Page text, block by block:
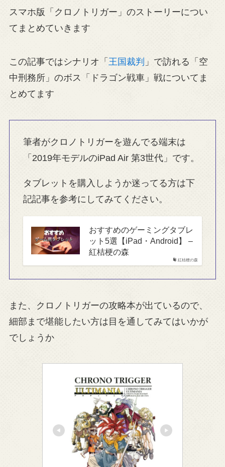
スマホ版「クロノトリガー」のストーリーについ
てまとめていきます
この記事ではシナリオ「 王国裁判 」で訪れる「空
中刑務所」のボス「ドラゴン戦車」戦についてま
とめてます
筆者がクロノトリガーを遊んでる端末は
「2019年モデルのiPad Air 第3世代」です。
タブレットを購入しようか迷ってる方は下
記記事を参考にしてみてください。
紅桔梗の森
おすすめのゲーミングタブレ
ット5選【iPad・Android】 –
紅桔梗の森
また、クロノトリガーの攻略本が出ているので、
細部まで堪能したい方は目を通してみてはいかが
でしょうか